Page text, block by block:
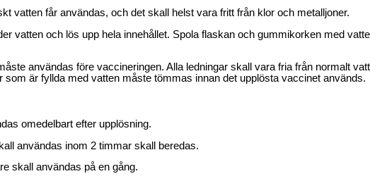
vatten får användas, och det skall helst vara fritt från klor och metalljoner.
vatten och lös upp hela innehållet. Spola flaskan och gummikorken med
användas före vaccineringen. Alla ledningar skall vara fria från normalt
som är fyllda med vatten måste tömmas innan det upplösta vaccinet används.
omedelbart efter upplösning.
användas inom 2 timmar skall beredas.
skall användas på en gång.